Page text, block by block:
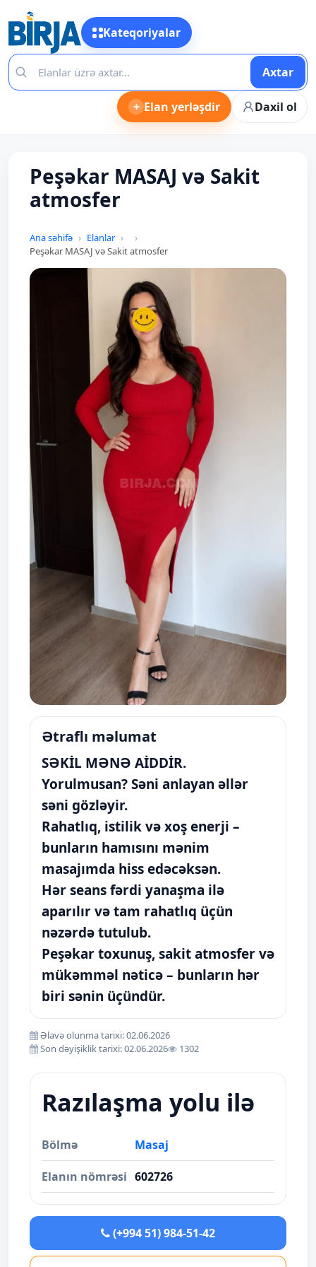
Kateqoriyalar
Axtar
+ Elan yerləşdir Daxil ol
Peşəkar MASAJ və Sakit
atmosfer
Ana səhifə
Elanlar
Peşəkar MASAJ və Sakit atmosfer
Ətraflı məlumat
SƏKİL MƏNƏ AİDDİR.
Yorulmusan? Səni anlayan əllər
səni gözləyir.
Rahatlıq, istilik və xoş enerji –
bunların hamısını mənim
masajımda hiss edəcəksən.
Hər seans fərdi yanaşma ilə
aparılır və tam rahatlıq üçün
nəzərdə tutulub.
Peşəkar toxunuş, sakit atmosfer və
mükəmməl nəticə – bunların hər
biri sənin üçündür.
Əlavə olunma tarixi: 02.06.2026
Son dəyişiklik tarixi: 02.06.2026
1302
Razılaşma yolu ilə
Bölmə Masaj
Elanın nömrəsi 602726
(+994 51) 984-51-42